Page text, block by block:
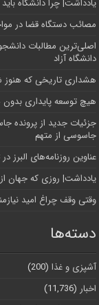
یادداشت| چرا دانشگاه
مصائب دستگاه قضا در
اصلی‌ترین مطالبات
دانشگاه آز‌اد
هشداری تاریخی که هنوز
هیچ توسعه پایداری
جزئیات جدید از پرونده
جاسوسی از متهم
عناوین روزنامه‌های البرز در ‌18 آذرماه/صدرنشینی در ارائه خدمات زایمان بی‌درد
یادداشت| روزی که جهان
وقتی وقف چراغ امید
دسته‌ها
آشپزی و غذا (200)
اخبار (11,736)